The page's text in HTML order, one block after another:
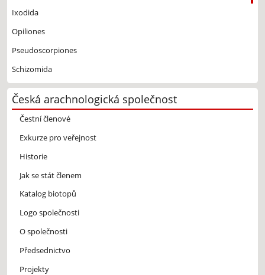
Ixodida
Opiliones
Pseudoscorpiones
Schizomida
Česká arachnologická společnost
Čestní členové
Exkurze pro veřejnost
Historie
Jak se stát členem
Katalog biotopů
Logo společnosti
O společnosti
Předsednictvo
Projekty